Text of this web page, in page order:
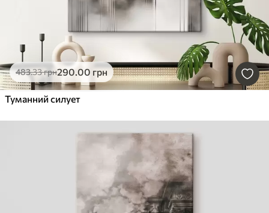
483.33грн290.00 грн
Туманний силует